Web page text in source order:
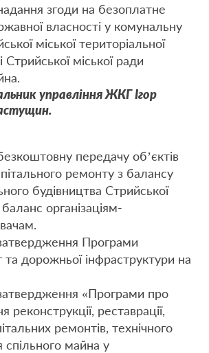
згоди на безоплатне
власності у комунальну
міської територіальної
міської ради
управління ЖКГ Ігор
передачу об’єктів
ремонту з балансу
будівництва Стрийської
організаціям-
Програми
та дорожньої інфраструктури на
«Програми про
реконструкції, реставрації,
ремонтів, технічного
майна у